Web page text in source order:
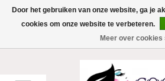
Door het gebruiken van onze website, ga je
cookies om onze website te verbeteren.
Meer over cookies